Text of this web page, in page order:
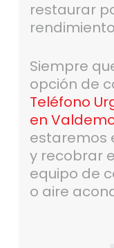
restaurar
Siempre
opción de
Teléfono
en
estaremos
y recobrar
equipo de
o aire